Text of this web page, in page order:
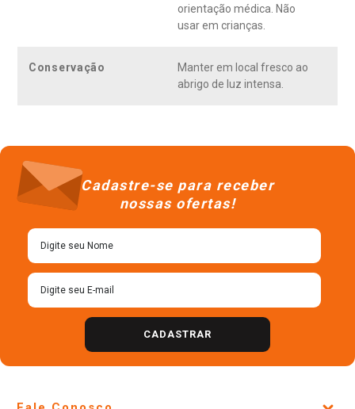
orientação médica. Não
usar em crianças.
Conservação
Manter em local fresco ao
abrigo de luz intensa.
Cadastre-se para receber
nossas ofertas!
CADASTRAR